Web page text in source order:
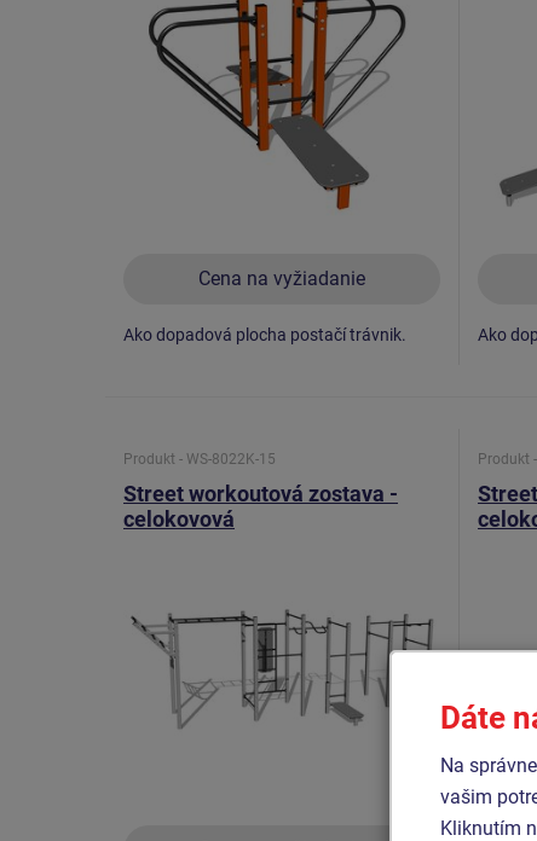
Cena na vyžiadanie
Ako dopadová plocha postačí trávnik. Ako
Produkt - WS-8022K-15
Street workoutová zostava -
celokovová
Produkt
Dáte
Na
vašim
Kliknutím